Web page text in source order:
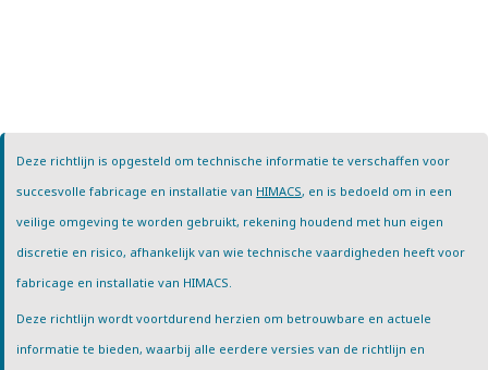
Deze richtlijn is opgesteld om technische informatie te verschaffen voor
succesvolle fabricage en installatie van HIMACS, en is bedoeld om in een
veilige omgeving te worden gebruikt, rekening houdend met hun eigen
discretie en risico, afhankelijk van wie technische vaardigheden heeft voor
fabricage en installatie van HIMACS.
Deze richtlijn wordt voortdurend herzien om betrouwbare en actuele
informatie te bieden, waarbij alle eerdere versies van de richtlijn en